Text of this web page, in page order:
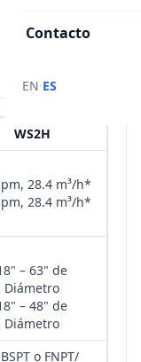
Contacto
EN·ES
WS2H
28.4 m³/h*
28.4 m³/h*
– 63" de
Diámetro
– 48" de
Diámetro
o FNPT/